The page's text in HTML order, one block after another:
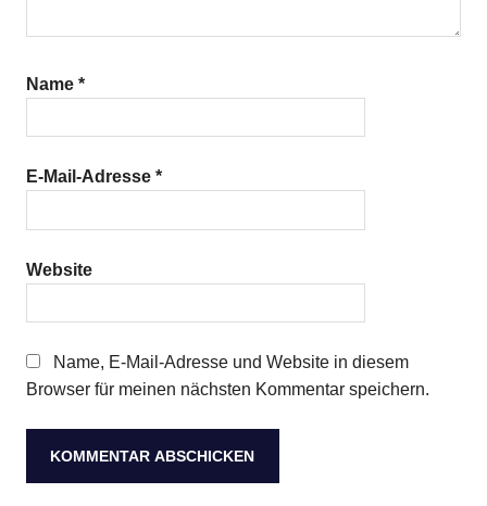
Name *
E-Mail-Adresse *
Website
Name, E-Mail-Adresse und Website in diesem
Browser für meinen nächsten Kommentar speichern.